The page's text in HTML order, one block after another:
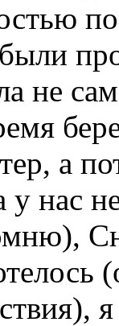
не
а
у нас